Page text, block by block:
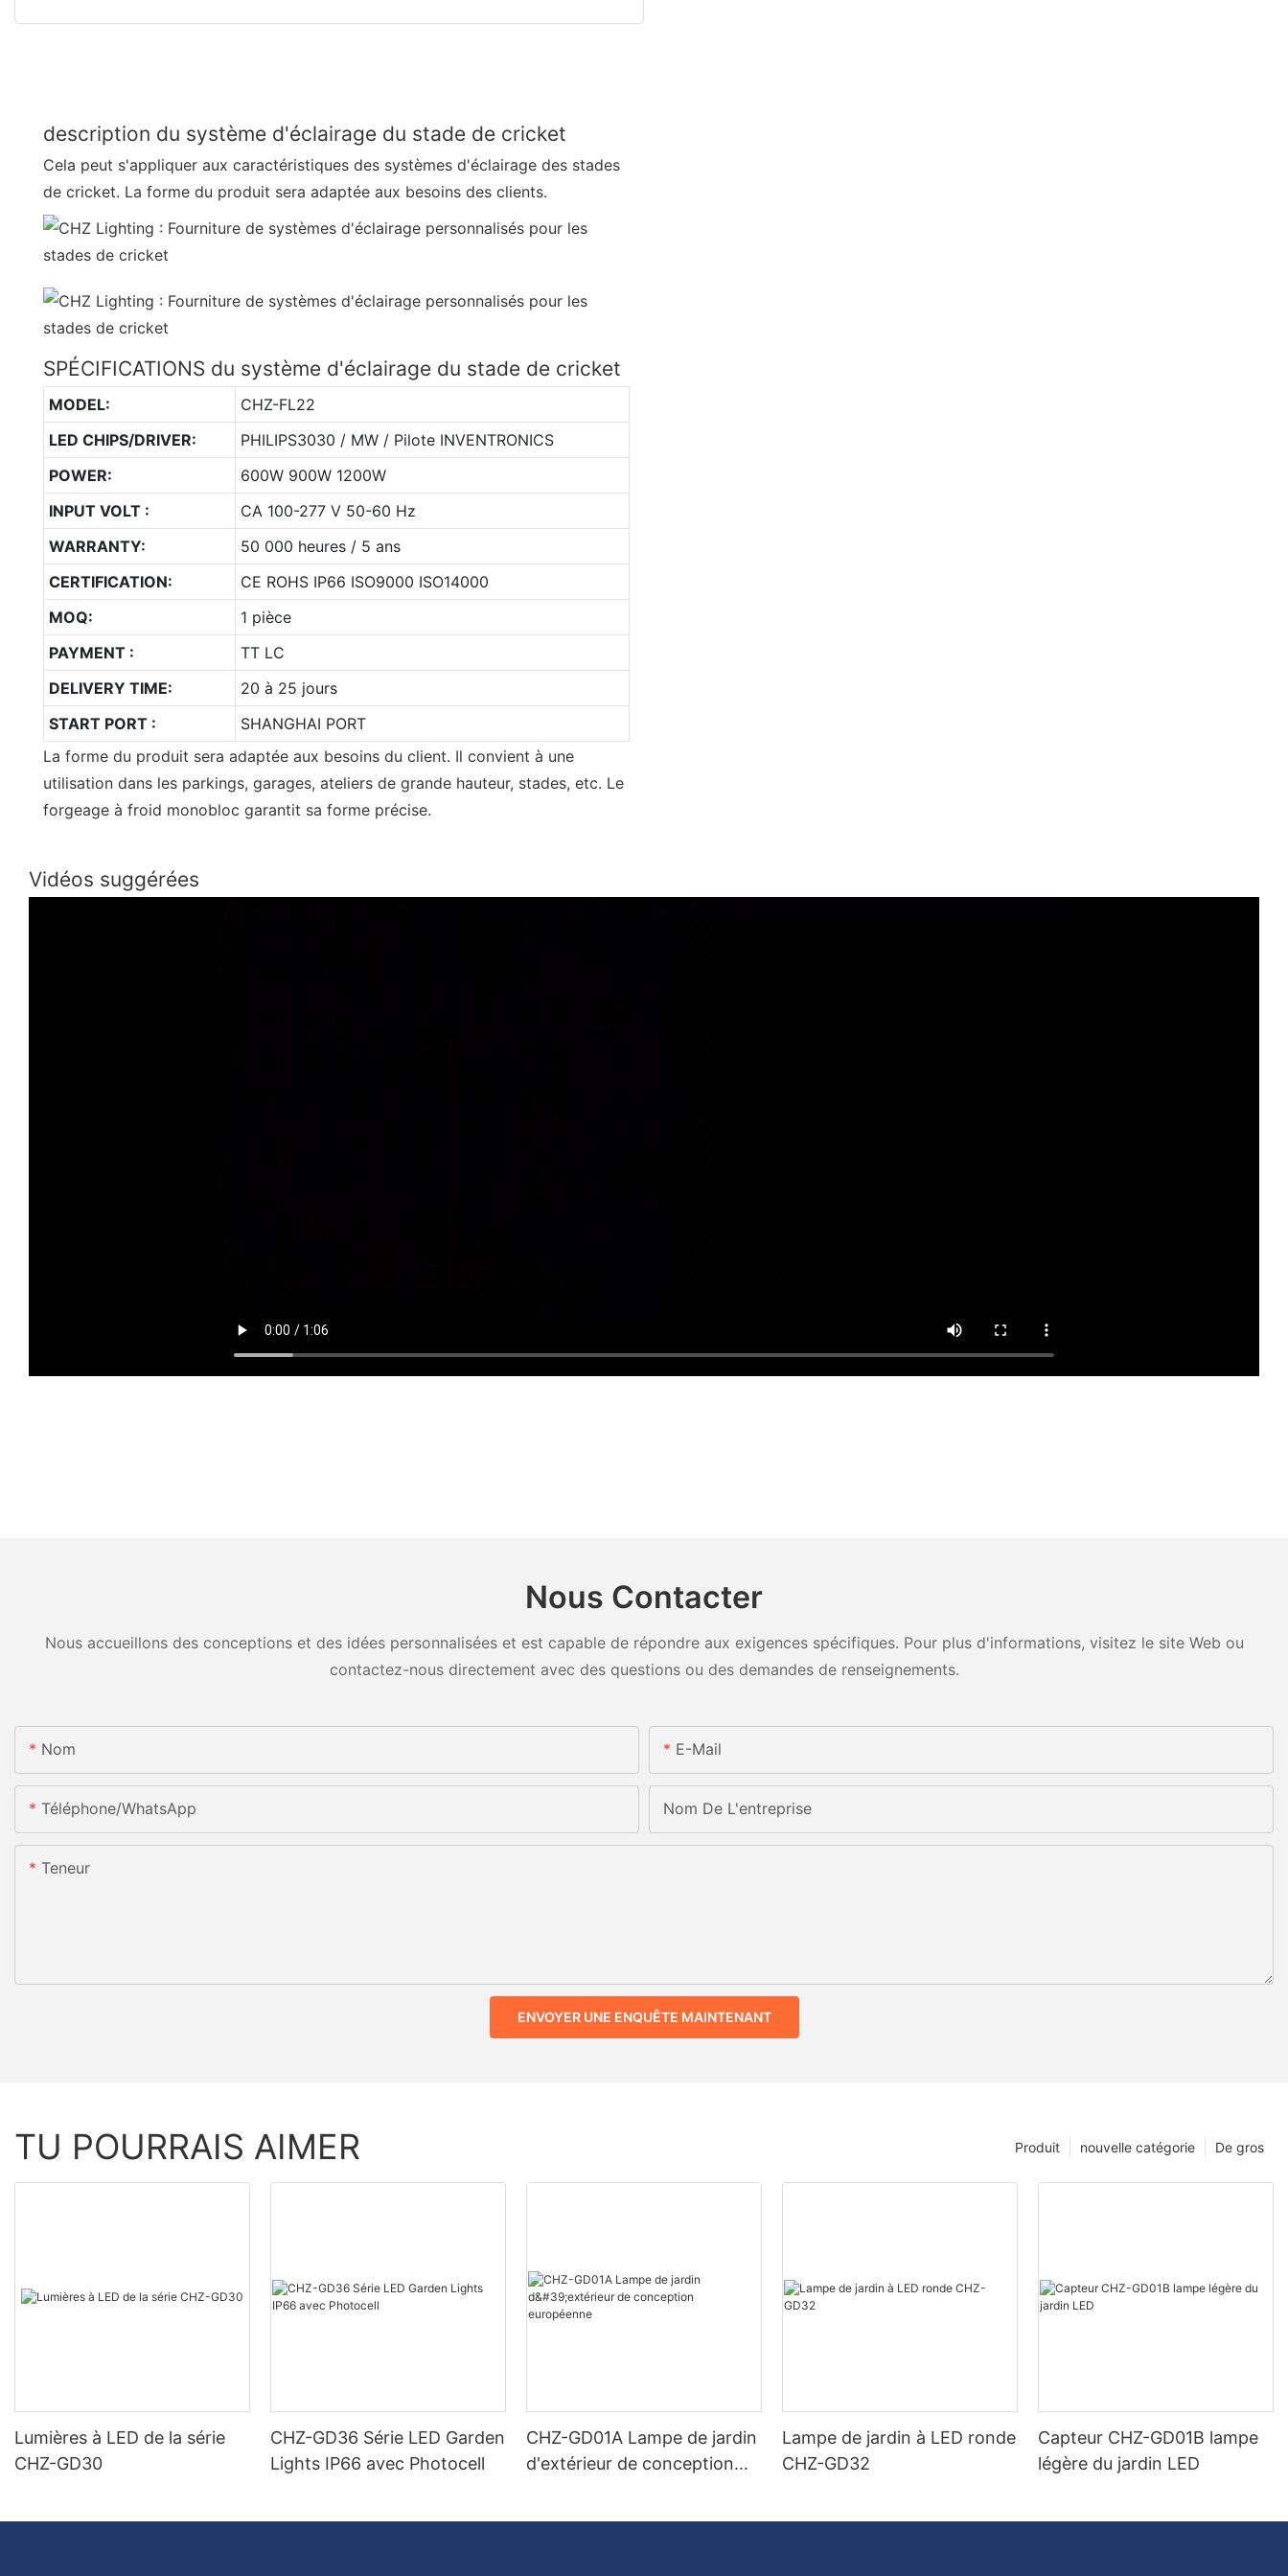
description du système d'éclairage du stade de cricket
Cela peut s'appliquer aux caractéristiques des systèmes d'éclairage des stades
de cricket. La forme du produit sera adaptée aux besoins des clients.
SPÉCIFICATIONS du système d'éclairage du stade de cricket
MODEL:
CHZ-FL22
LED CHIPS/DRIVER:
PHILIPS3030 / MW / Pilote INVENTRONICS
POWER:
600W 900W 1200W
INPUT VOLT :
CA 100-277 V 50-60 Hz
WARRANTY:
50 000 heures / 5 ans
CERTIFICATION:
CE ROHS IP66 ISO9000 ISO14000
MOQ:
1 pièce
PAYMENT :
TT LC
DELIVERY TIME:
20 à 25 jours
START PORT :
SHANGHAI PORT
La forme du produit sera adaptée aux besoins du client. Il convient à une
utilisation dans les parkings, garages, ateliers de grande hauteur, stades, etc. Le
forgeage à froid monobloc garantit sa forme précise.
Vidéos suggérées
Nous Contacter
Nous accueillons des conceptions et des idées personnalisées et est capable de répondre aux exigences spécifiques. Pour plus d'informations, visitez le site Web ou
contactez-nous directement avec des questions ou des demandes de renseignements.
Nom E-Mail
Téléphone/WhatsApp Nom De L'entreprise
Teneur
ENVOYER UNE ENQUÊTE MAINTENANT
TU POURRAIS AIMER De gros
nouvelle catégorie
Produit
Lumières à LED de la série
CHZ-GD30
CHZ-GD36 Série LED Garden
Lights IP66 avec Photocell
CHZ-GD01A Lampe de jardin
d'extérieur de conception
Lampe de jardin à LED ronde
CHZ-GD32
Capteur CHZ-GD01B lampe
légère du jardin LED